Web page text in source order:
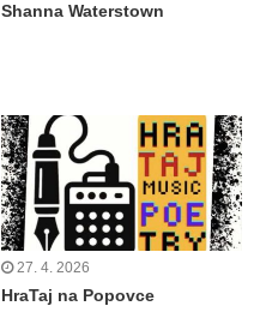
Shanna Waterstown
27. 4. 2026
HraTaj na Popovce